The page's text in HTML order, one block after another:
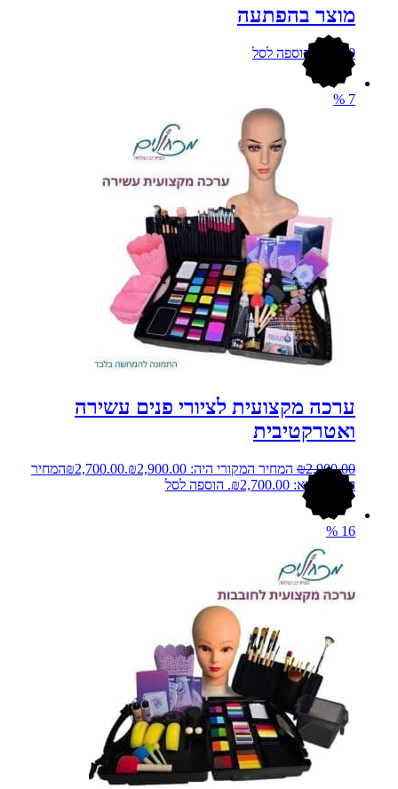
מוצר בהפתעה
12.00 הוספה לסל
%
ערכה מקצועית לציורי פנים עשירה
ואטרקטיבית
₪2,900.00 המחיר המקורי היה: ₪2,900.00. ₪2,700.00
המחיר
הנוכחי הוא: ₪2,700.00.
הוספה לסל
%